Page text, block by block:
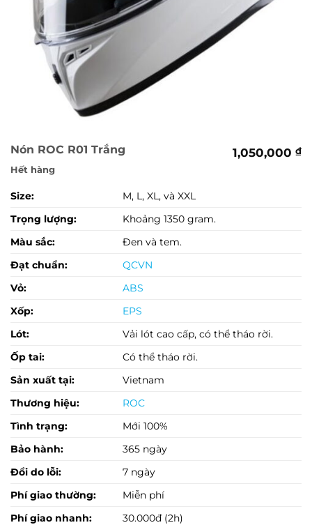
Nón ROC R01 Trắng 1,050,000 ₫
Hết hàng
Size:
M, L, XL, và XXL
Trọng lượng:
Khoảng 1350 gram.
Màu sắc:
Đen và tem.
Đạt chuẩn:
QCVN
Vỏ:
ABS
Xốp:
EPS
Lót:
Vải lót cao cấp, có thể tháo rời.
Ốp tai:
Có thể tháo rời.
Sản xuất tại:
Vietnam
Thương hiệu:
ROC
Tình trạng:
Mới 100%
Bảo hành:
365 ngày
Đổi do lỗi:
7 ngày
Phí giao thường:
Miễn phí
Phí giao nhanh:
30.000đ (2h)